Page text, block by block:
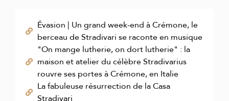
Évasion | Un grand week-end à Crémone, le
berceau de Stradivari se raconte en musique
"On mange lutherie, on dort lutherie" : la
maison et atelier du célèbre Stradivarius
rouvre ses portes à Crémone, en Italie
La fabuleuse résurrection de la Casa
Stradivari